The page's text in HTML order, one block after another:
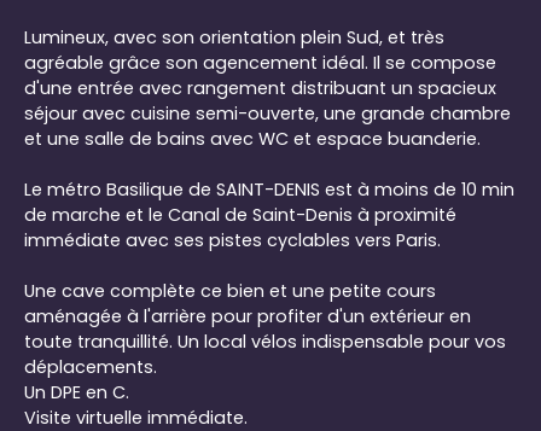
Lumineux, avec son orientation plein Sud, et très
agréable grâce son agencement idéal. Il se compose
d'une entrée avec rangement distribuant un spacieux
séjour avec cuisine semi-ouverte, une grande chambre
et une salle de bains avec WC et espace buanderie.
Le métro Basilique de SAINT-DENIS est à moins de 10 min
de marche et le Canal de Saint-Denis à proximité
immédiate avec ses pistes cyclables vers Paris.
Une cave complète ce bien et une petite cours
aménagée à l'arrière pour profiter d'un extérieur en
toute tranquillité. Un local vélos indispensable pour vos
déplacements.
Un DPE en C.
Visite virtuelle immédiate.